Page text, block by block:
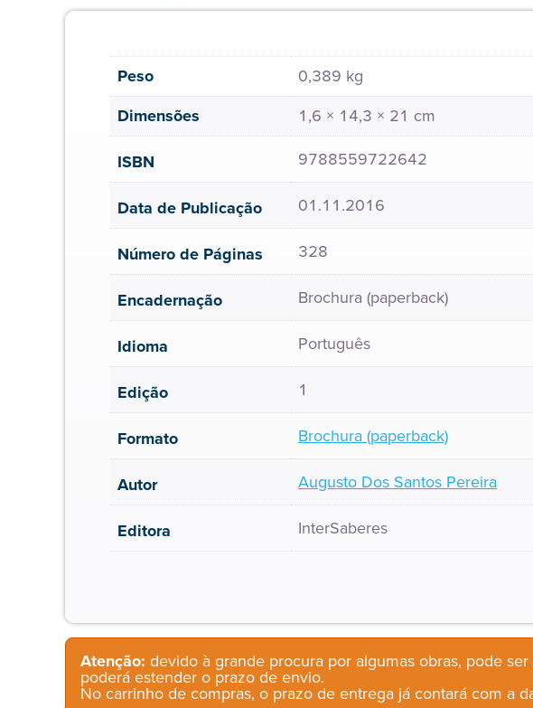
Peso
0,389 kg
Dimensões
1,6 × 14,3 × 21 cm
ISBN
9788559722642
Data de Publicação 01.11.2016
Número de Páginas 328
Encadernação Brochura (paperback)
Idioma Português
Edição 1
Formato Brochura (paperback)
Autor Augusto Dos Santos Pereira
Editora InterSaberes
Atenção: devido à grande procura por algumas obras, pode
poderá estender o prazo de envio.
No carrinho de compras, o prazo de entrega já contará com a